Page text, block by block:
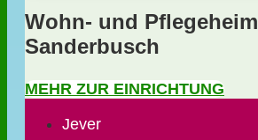
Wohn- und Pflegeheim
Sanderbusch
MEHR ZUR EINRICHTUNG
Jever